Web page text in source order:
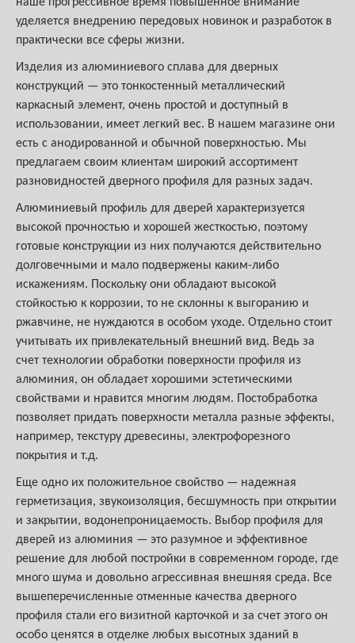
наше прогрессивное время повышенное внимание
уделяется внедрению передовых новинок и разработок в
практически все сферы жизни.
Изделия из алюминиевого сплава для дверных
конструкций — это тонкостенный металлический
каркасный элемент, очень простой и доступный в
использовании, имеет легкий вес. В нашем магазине они
есть с анодированной и обычной поверхностью. Мы
предлагаем своим клиентам широкий ассортимент
разновидностей дверного профиля для разных задач.
Алюминиевый профиль для дверей характеризуется
высокой прочностью и хорошей жесткостью, поэтому
готовые конструкции из них получаются действительно
долговечными и мало подвержены каким-либо
искажениям. Поскольку они обладают высокой
стойкостью к коррозии, то не склонны к выгоранию и
ржавчине, не нуждаются в особом уходе. Отдельно стоит
учитывать их привлекательный внешний вид. Ведь за
счет технологии обработки поверхности профиля из
алюминия, он обладает хорошими эстетическими
свойствами и нравится многим людям. Постобработка
позволяет придать поверхности металла разные эффекты,
например, текстуру древесины, электрофорезного
покрытия и т.д.
Еще одно их положительное свойство — надежная
герметизация, звукоизоляция, бесшумность при открытии
и закрытии, водонепроницаемость. Выбор профиля для
дверей из алюминия — это разумное и эффективное
решение для любой постройки в современном городе, где
много шума и довольно агрессивная внешняя среда. Все
вышеперечисленные отменные качества дверного
профиля стали его визитной карточкой и за счет этого он
особо ценятся в отделке любых высотных зданий в